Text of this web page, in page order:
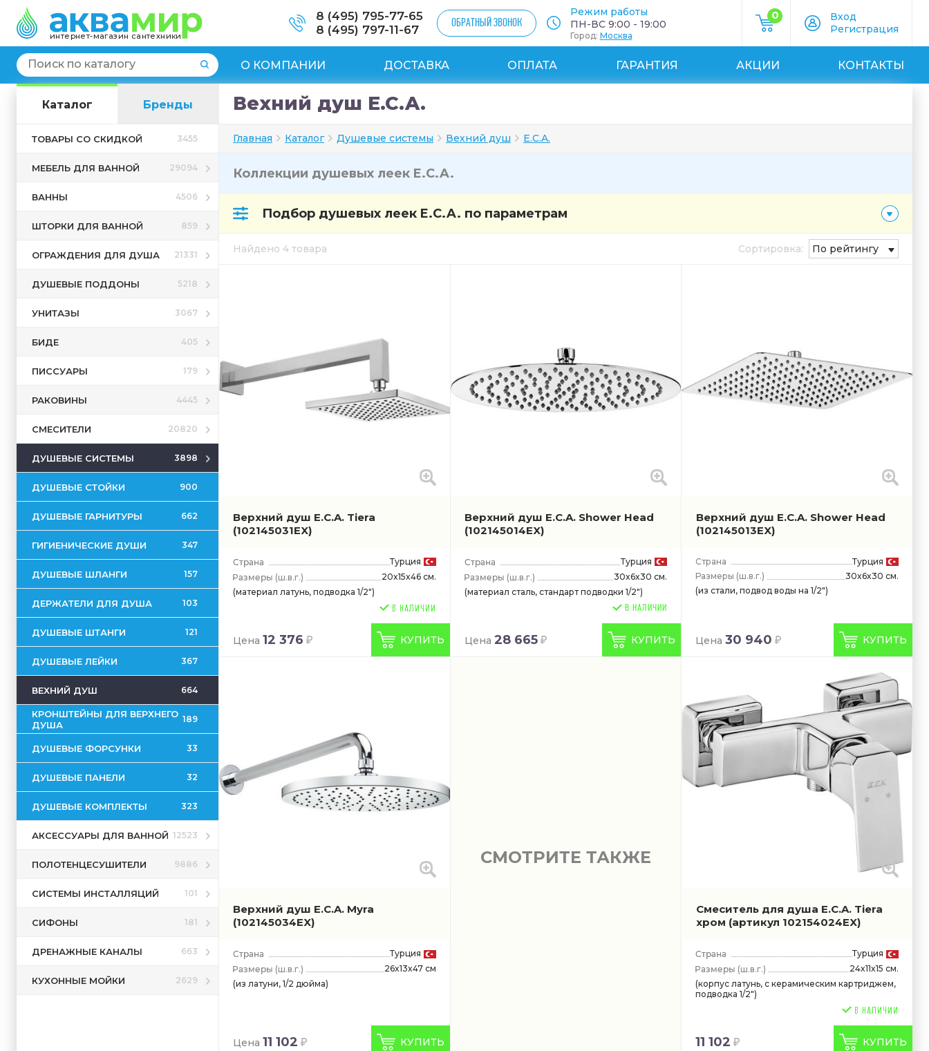
интернет-магазин сантехники
8 (495) 795-77-65
8 (495) 797-11-67
ОБРАТНЫЙ ЗВОНОК
Режим работы
ПН-ВС 9:00 - 19:00
Город: Москва
0
Вход
Регистрация
О КОМПАНИИ ДОСТАВКА ОПЛАТА ГАРАНТИЯ АКЦИИ КОНТАКТЫ
Каталог Бренды
ТОВАРЫ СО СКИДКОЙ 3455
МЕБЕЛЬ ДЛЯ ВАННОЙ 29094
ВАННЫ 4506
ШТОРКИ ДЛЯ ВАННОЙ 859
ОГРАЖДЕНИЯ ДЛЯ ДУША 21331
ДУШЕВЫЕ ПОДДОНЫ 5218
УНИТАЗЫ 3067
БИДЕ 405
ПИССУАРЫ 179
РАКОВИНЫ 4445
СМЕСИТЕЛИ 20820
ДУШЕВЫЕ СИСТЕМЫ 3898
ДУШЕВЫЕ СТОЙКИ 900
ДУШЕВЫЕ ГАРНИТУРЫ 662
ГИГИЕНИЧЕСКИЕ ДУШИ 347
ДУШЕВЫЕ ШЛАНГИ 157
ДЕРЖАТЕЛИ ДЛЯ ДУША 103
ДУШЕВЫЕ ШТАНГИ 121
ДУШЕВЫЕ ЛЕЙКИ 367
ВЕХНИЙ ДУШ 664
КРОНШТЕЙНЫ ДЛЯ ВЕРХНЕГО
ДУША
189
ДУШЕВЫЕ ФОРСУНКИ 33
ДУШЕВЫЕ ПАНЕЛИ 32
ДУШЕВЫЕ КОМПЛЕКТЫ 323
АКСЕССУАРЫ ДЛЯ ВАННОЙ 12523
ПОЛОТЕНЦЕСУШИТЕЛИ 9886
СИСТЕМЫ ИНСТАЛЛЯЦИЙ 101
СИФОНЫ 181
ДРЕНАЖНЫЕ КАНАЛЫ 663
КУХОННЫЕ МОЙКИ 2629
Вехний душ E.C.A.
Главная Каталог Душевые системы Вехний душ E.C.A.
Коллекции душевых леек E.C.A.
Подбор душевых леек E.C.A. по параметрам
Найдено 4 товара Сортировка: По рейтингу
Верхний душ E.C.A. Tiera
(102145031EX)
Турция
(ш.в.г.)
20x15x46 см.
(материал латунь, подводка 1/2")
Цена 12 376 КУПИТЬ
Верхний душ E.C.A. Shower Head
(102145014EX)
Турция
(ш.в.г.)
30x6x30 см.
(материал сталь, стандарт подводки 1/2")
В НАЛИЧИИ
Цена 28 665 КУПИТЬ
Верхний душ E.C.A. Shower Head
(102145013EX)
Страна
Турция
Размеры (ш.в.г.)
30x6x30 см.
(из стали, подвод воды на 1/2")
Цена 30 940 КУПИТЬ
Верхний душ E.C.A. Myra
(102145034EX)
Турция
(ш.в.г.)
26x13x47 см
(из латуни, 1/2 дюйма)
Цена 11 102 КУПИТЬ
СМОТРИТЕ ТАКЖЕ
Смеситель для душа E.C.A. Tiera
хром (артикул 102154024EX)
Турция
(ш.в.г.)
24x11x15 см.
(корпус латунь, с керамическим картриджем,
подводка 1/2")
11 102 КУПИТЬ